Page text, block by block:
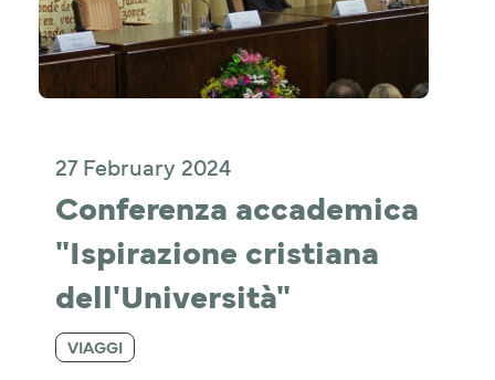
27 February 2024
Conferenza accademica
"Ispirazione cristiana
dell'Università"
VIAGGI